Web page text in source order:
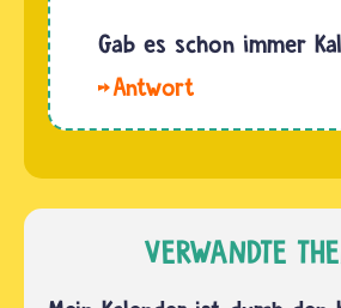
sich nach
dem
Daher…
sogar
ha-
Schana.
Schana
Gab es schon immer
haben
die
Menschen
ihre Zeit
VERWANDTE